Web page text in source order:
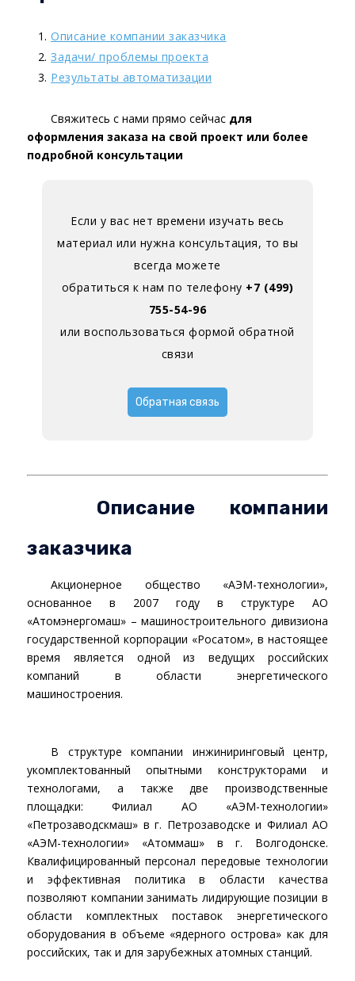
Описание компании заказчика
Задачи/ проблемы проекта
Результаты автоматизации
Свяжитесь с нами прямо сейчас для
оформления заказа на свой проект или более
подробной консультации
Если у вас нет времени изучать весь
материал или нужна консультация, то вы
всегда можете
обратиться к нам по телефону +7 (499)
755-54-96
или воспользоваться формой обратной
связи
Обратная связь
Описание компании
заказчика
Акционерное общество «АЭМ-технологии»,
основанное в 2007 году в структуре АО
«Атомэнергомаш» – машиностроительного дивизиона
государственной корпорации «Росатом», в настоящее
время является одной из ведущих российских
компаний в области энергетического
машиностроения.
В структуре компании инжиниринговый центр,
укомплектованный опытными конструкторами и
технологами, а также две производственные
площадки: Филиал АО «АЭМ-технологии»
«Петрозаводскмаш» в г. Петрозаводске и Филиал АО
«АЭМ-технологии» «Атоммаш» в г. Волгодонске.
Квалифицированный персонал передовые технологии
и эффективная политика в области качества
позволяют компании занимать лидирующие позиции в
области комплектных поставок энергетического
оборудования в объеме «ядерного острова» как для
российских, так и для зарубежных атомных станций.